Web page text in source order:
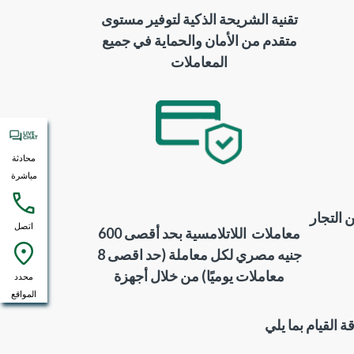
تقنية الشريحة الذكية لتوفير مستوى
متقدم من الأمان والحماية في جميع
المعاملات
معاملات اللاتلامسية بحد أقصى 600
جنيه مصري لكل معاملة (حد اقصى 8
معاملات يوميًا) من خلال أجهزة
القيام بما يلي
محادثة
مباشرة
اتصل
محدد
المواقع